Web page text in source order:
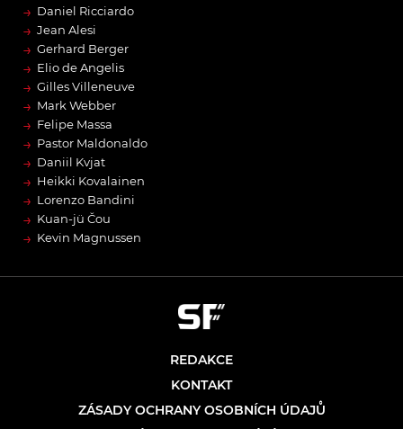
→ Daniel Ricciardo
→ Jean Alesi
→ Gerhard Berger
→ Elio de Angelis
→ Gilles Villeneuve
→ Mark Webber
→ Felipe Massa
→ Pastor Maldonaldo
→ Daniil Kvjat
→ Heikki Kovalainen
→ Lorenzo Bandini
→ Kuan-jü Čou
→ Kevin Magnussen
REDAKCE
KONTAKT
ZÁSADY OCHRANY OSOBNÍCH ÚDAJŮ